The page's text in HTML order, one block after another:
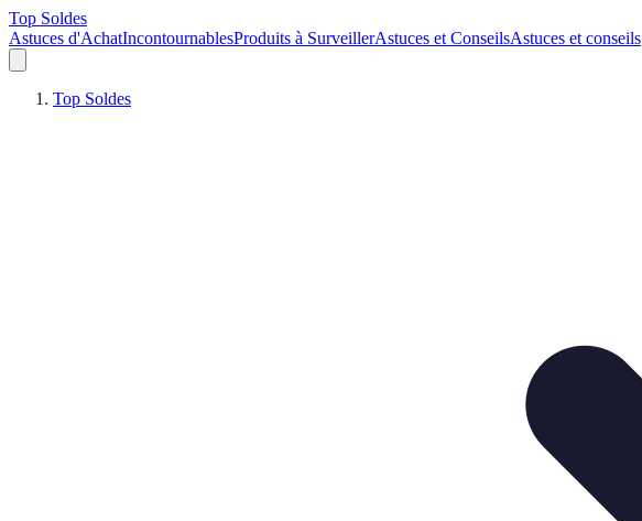
Top Soldes
Astuces d'AchatIncontournablesProduits à SurveillerAstuces et ConseilsAstuces et conseils
Top Soldes